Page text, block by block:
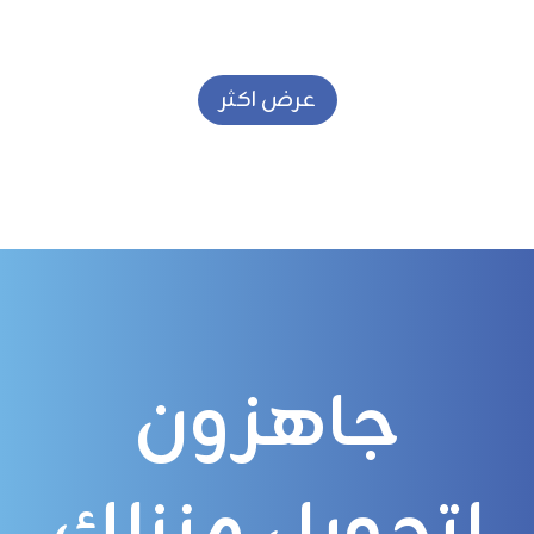
عرض اكثر
جاهزون